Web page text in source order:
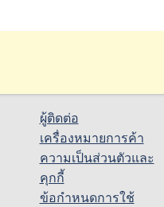
ผู้ติดต่อ
เครื่องหมายการค้า
ความเป็นส่วนตัวและ
คุกกี้
ข้อกำหนดการใช้